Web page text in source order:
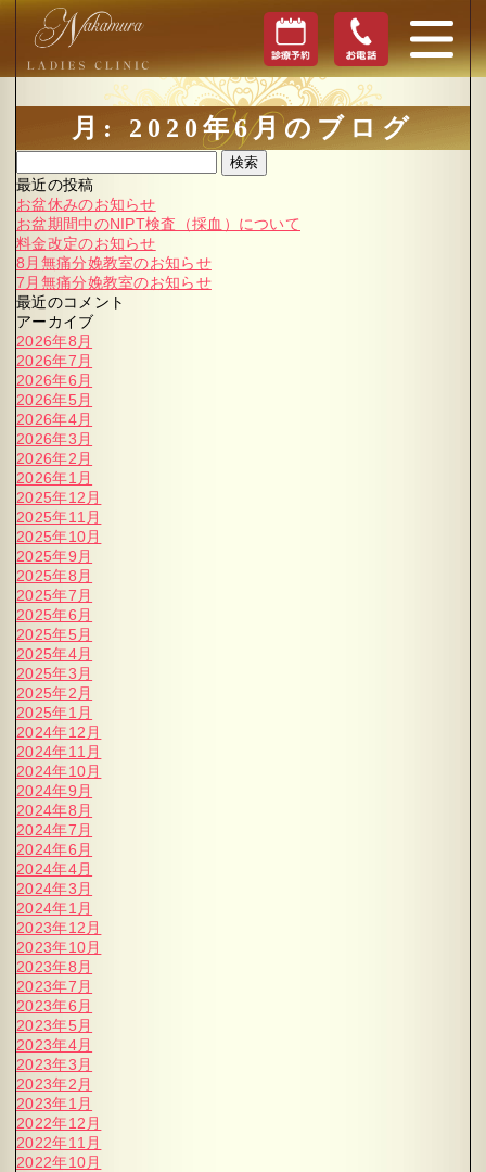
月: 2020年6月のブログ
検索
最近の投稿
お盆休みのお知らせ
お盆期間中のNIPT検査（採血）について
料金改定のお知らせ
8月無痛分娩教室のお知らせ
7月無痛分娩教室のお知らせ
最近のコメント
アーカイブ
2026年8月
2026年7月
2026年6月
2026年5月
2026年4月
2026年3月
2026年2月
2026年1月
2025年12月
2025年11月
2025年10月
2025年9月
2025年8月
2025年7月
2025年6月
2025年5月
2025年4月
2025年3月
2025年2月
2025年1月
2024年12月
2024年11月
2024年10月
2024年9月
2024年8月
2024年7月
2024年6月
2024年4月
2024年3月
2024年1月
2023年12月
2023年10月
2023年8月
2023年7月
2023年6月
2023年5月
2023年4月
2023年3月
2023年2月
2023年1月
2022年12月
2022年11月
2022年10月